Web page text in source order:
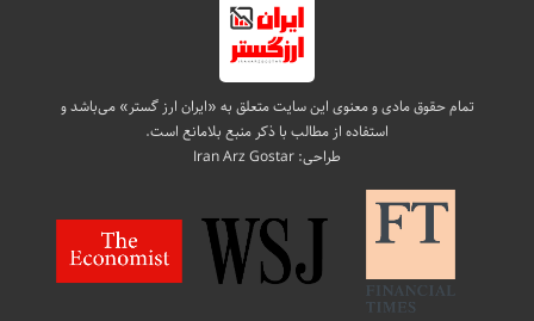
تمام حقوق مادی و معنوی این سایت متعلق به «ایران ارز گستر» می‌باشد و
استفاده از مطالب با ذکر منبع بلامانع است.
طراحی:Iran Arz Gostar